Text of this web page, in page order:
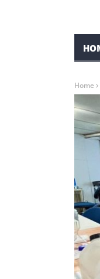
Home